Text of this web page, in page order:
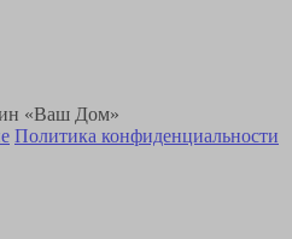
«Ваш Дом»
Политика конфиденциальности